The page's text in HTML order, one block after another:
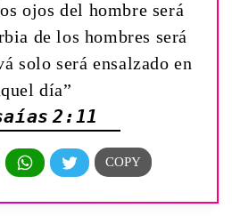
ojos del hombre será
de los hombres será
solo será ensalzado en
día”
2:11